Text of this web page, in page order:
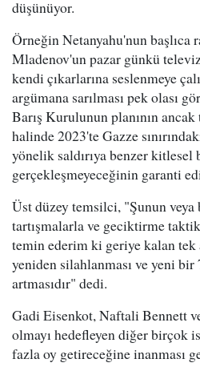
düşünüyor.
Örneğin Netanyahu'nun
Mladenov'un pazar günkü
kendi çıkarlarına seslenmeye
argümana sarılması pek olası
Barış Kurulunun planının
halinde 2023'te Gazze
yönelik saldırıya benzer kitlesel
gerçekleşmeyeceğinin garanti
Üst düzey temsilci, "Şunun veya
tartışmalarla ve geciktirme
temin ederim ki geriye kalan tek
yeniden silahlanması ve yeni
artmasıdır" dedi.
Gadi Eisenkot, Naftali Bennett
olmayı hedefleyen diğer birçok
fazla oy getireceğine inanması